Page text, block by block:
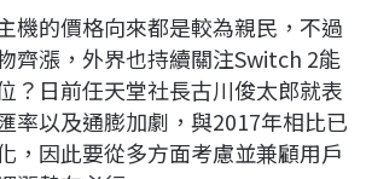
機的價格向來都是較為親民，不過
齊漲，外界也持續關注Switch 2能
？日前任天堂社長古川俊太郎就表
率以及通膨加劇，與2017年相比已
，因此要從多方面考慮並兼顧用戶